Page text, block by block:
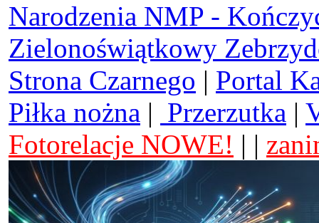
Narodzenia NMP -
Zielonoświątkowy
Strona Czarnego | Portal
Piłka nożna | Przerzutka |
Fotorelacje NOWE! | |